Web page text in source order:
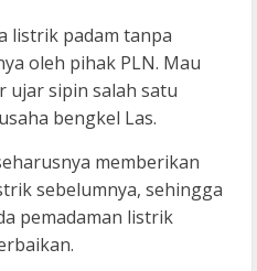
listrik padam tanpa
oleh pihak PLN. Mau
ujar sipin salah satu
bengkel Las.
memberikan
sebelumnya, sehingga
pemadaman listrik